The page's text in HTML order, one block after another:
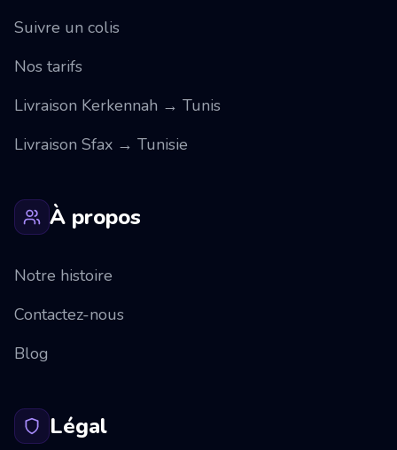
Suivre un colis
Nos tarifs
Livraison Kerkennah → Tunis
Livraison Sfax → Tunisie
À propos
Notre histoire
Contactez-nous
Blog
Légal